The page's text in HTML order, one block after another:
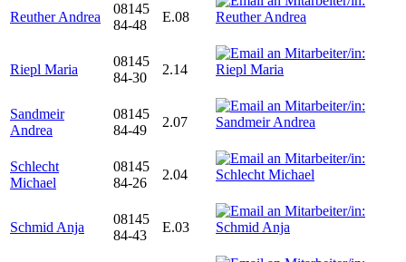
Reuther Andrea
08145
84-48
E.08
Riepl Maria
08145
84-30
2.14
Sandmeir
Andrea
08145
84-49
2.07
Schlecht
Michael
08145
84-26
2.04
Schmid Anja
08145
84-43
E.03